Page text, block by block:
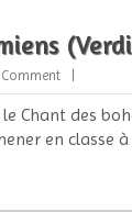
Chant des
en classe